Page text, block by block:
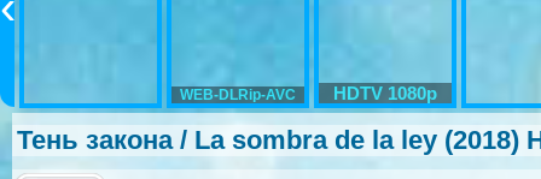
WEB-DLRip-AVC HDTV 1080p
Тень закона / La sombra de la ley (2018)